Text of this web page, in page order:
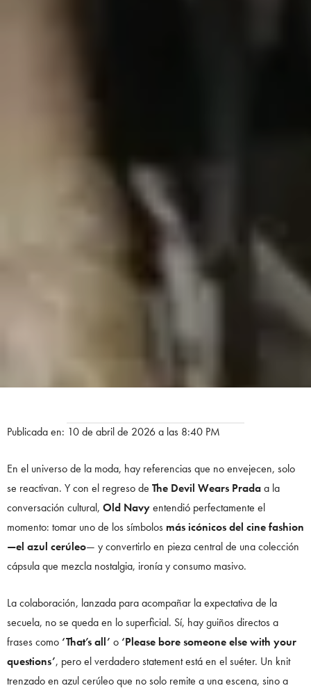
Publicada en: 10 de abril de 2026 a las 8:40 PM
En el universo de la moda, hay referencias que no envejecen, solo
se reactivan. Y con el regreso de The Devil Wears Pradaa la
conversación cultural, Old Navyentendió perfectamente el
momento: tomar uno de los símbolos más icónicos del cine fashion
—el azul cerúleo— y convertirlo en pieza central de una colección
cápsula que mezcla nostalgia, ironía y consumo masivo.
La colaboración, lanzada para acompañar la expectativa de la
secuela, no se queda en lo superficial. Sí, hay guiños directos a
frases como ‘That’s all’ o ‘Please bore someone else with your
questions’, pero el verdadero statement está en el suéter. Un knit
trenzado en azul cerúleo que no solo remite a una escena, sino a